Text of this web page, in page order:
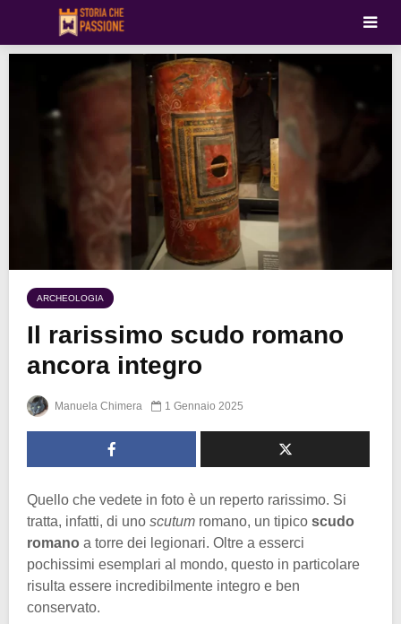
ARCHEOLOGIA
Il rarissimo scudo romano
ancora integro
Manuela Chimera 1 Gennaio 2025
Quello che vedete in foto è un reperto rarissimo. Si
tratta, infatti, di uno scutum romano, un tipico scudo
romano a torre dei legionari. Oltre a esserci
pochissimi esemplari al mondo, questo in particolare
risulta essere incredibilmente integro e ben
conservato.